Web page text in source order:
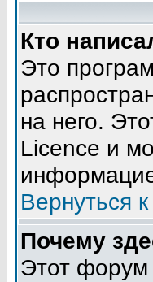
Кто
Это
на него.
Licence и
Вернуться
Почему
Этот форум